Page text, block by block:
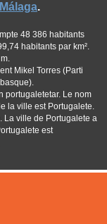
Málaga.
48 386 habitants
habitants par km².
Mikel Torres (Parti
portugaletetar. Le nom
la ville est Portugalete.
La ville de Portugalete a
est